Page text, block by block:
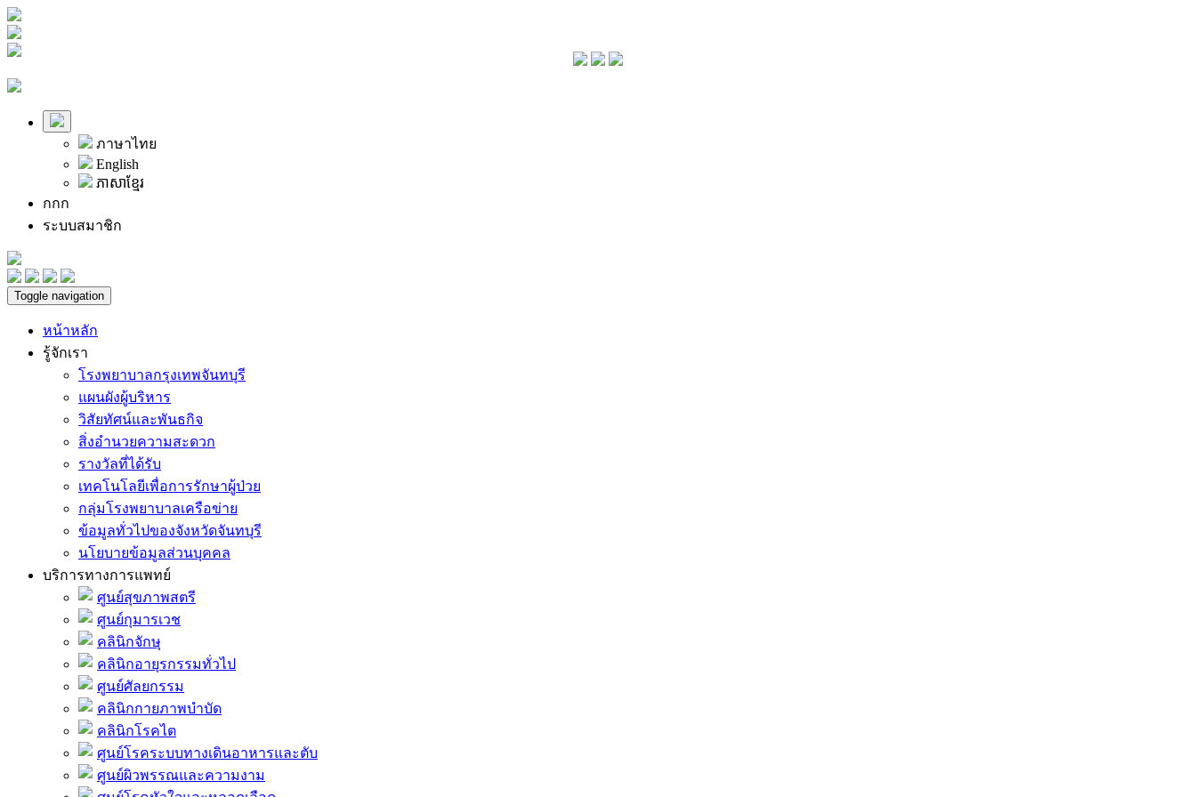
ภาษาไทย
English
ភាសាខ្មែរ
กกก
ระบบสมาชิก
Toggle navigation
หน้าหลัก
รู้จักเรา
โรงพยาบาลกรุงเทพจันทบุรี
แผนผังผู้บริหาร
วิสัยทัศน์และพันธกิจ
สิ่งอำนวยความสะดวก
รางวัลที่ได้รับ
เทคโนโลยีเพื่อการรักษาผู้ป่วย
กลุ่มโรงพยาบาลเครือข่าย
ข้อมูลทั่วไปของจังหวัดจันทบุรี
นโยบายข้อมูลส่วนบุคคล
บริการทางการแพทย์
ศูนย์สุขภาพสตรี
ศูนย์กุมารเวช
คลินิกจักษุ
คลินิกอายุรกรรมทั่วไป
ศูนย์ศัลยกรรม
คลินิกกายภาพบำบัด
คลินิกโรคไต
ศูนย์โรคระบบทางเดินอาหารและตับ
ศูนย์ผิวพรรณและความงาม